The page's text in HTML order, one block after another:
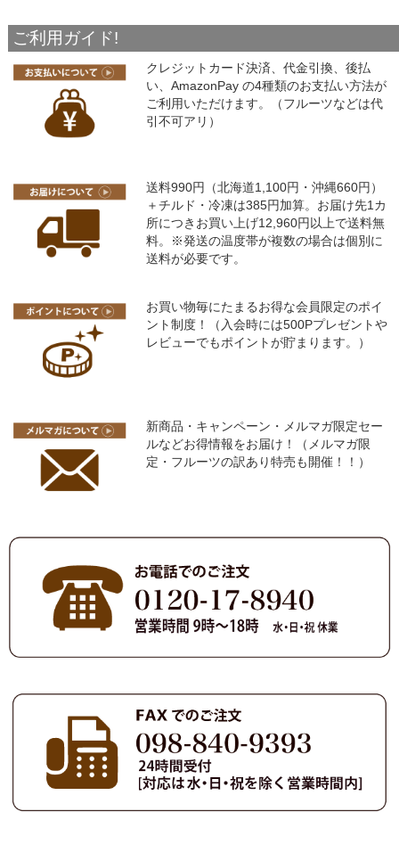
ご利用ガイド!
クレジットカード決済、代金引換、後払
い、AmazonPay の4種類のお支払い方法が
ご利用いただけます。（フルーツなどは代
引不可アリ）
送料990円（北海道1,100円・沖縄660円）
＋チルド・冷凍は385円加算。お届け先1カ
所につきお買い上げ12,960円以上で送料無
料。※発送の温度帯が複数の場合は個別に
送料が必要です。
お買い物毎にたまるお得な会員限定のポイ
ント制度！（入会時には500Pプレゼントや
レビューでもポイントが貯まります。）
新商品・キャンペーン・メルマガ限定セー
ルなどお得情報をお届け！（メルマガ限
定・フルーツの訳あり特売も開催！！）